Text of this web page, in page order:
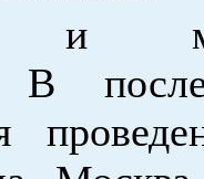
и
В